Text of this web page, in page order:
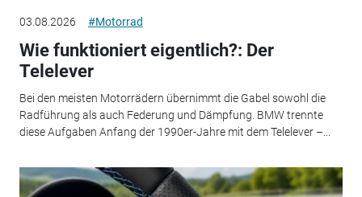
03.08.2026 #Motorrad
Wie funktioniert eigentlich?: Der
Telelever
Bei den meisten Motorrädern übernimmt die Gabel sowohl die
Radführung als auch Federung und Dämpfung. BMW trennte
diese Aufgaben Anfang der 1990er-Jahre mit dem Telelever –...